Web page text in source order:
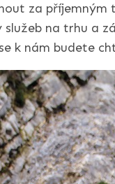
za
služeb na trhu a
k nám budete